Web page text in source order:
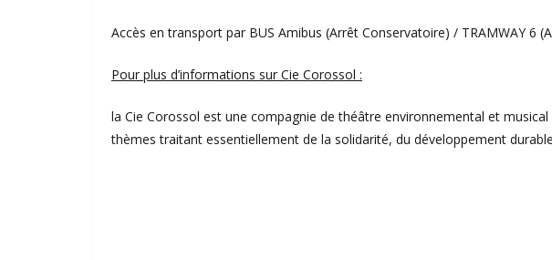
Accès en transport par BUS Amibus (Arrêt Conservatoire) / TRAMWAY 6
Pour plus d’informations sur Cie Corossol :
la Cie Corossol est une compagnie de théâtre environnemental et
thèmes traitant essentiellement de la solidarité, du développement